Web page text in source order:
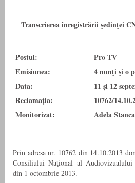
Transcrierea înregistrării şedinţei
Postul:
Pro TV
Emisiunea:
4 nunţi şi o
Data:
11 și 12
Reclamaţia:
10762/
Monitorizat:
Adela
Prin adresa nr. 10762 din 14.10.2013
Consiliului Naţional al Audiovizualului
din 1 octombrie 2013.